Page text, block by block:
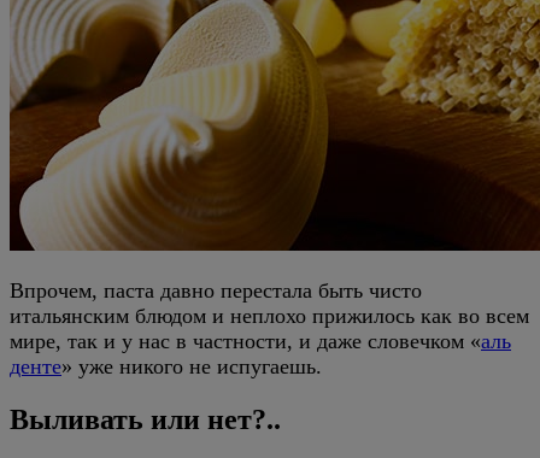
Впрочем, паста давно перестала быть чисто
итальянским блюдом и неплохо прижилось как во всем
мире, так и у нас в частности, и даже словечком «аль
денте» уже никого не испугаешь.
Выливать или нет?..